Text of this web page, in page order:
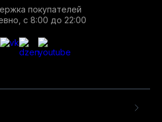
покупателей
с 8:00 до 22:00